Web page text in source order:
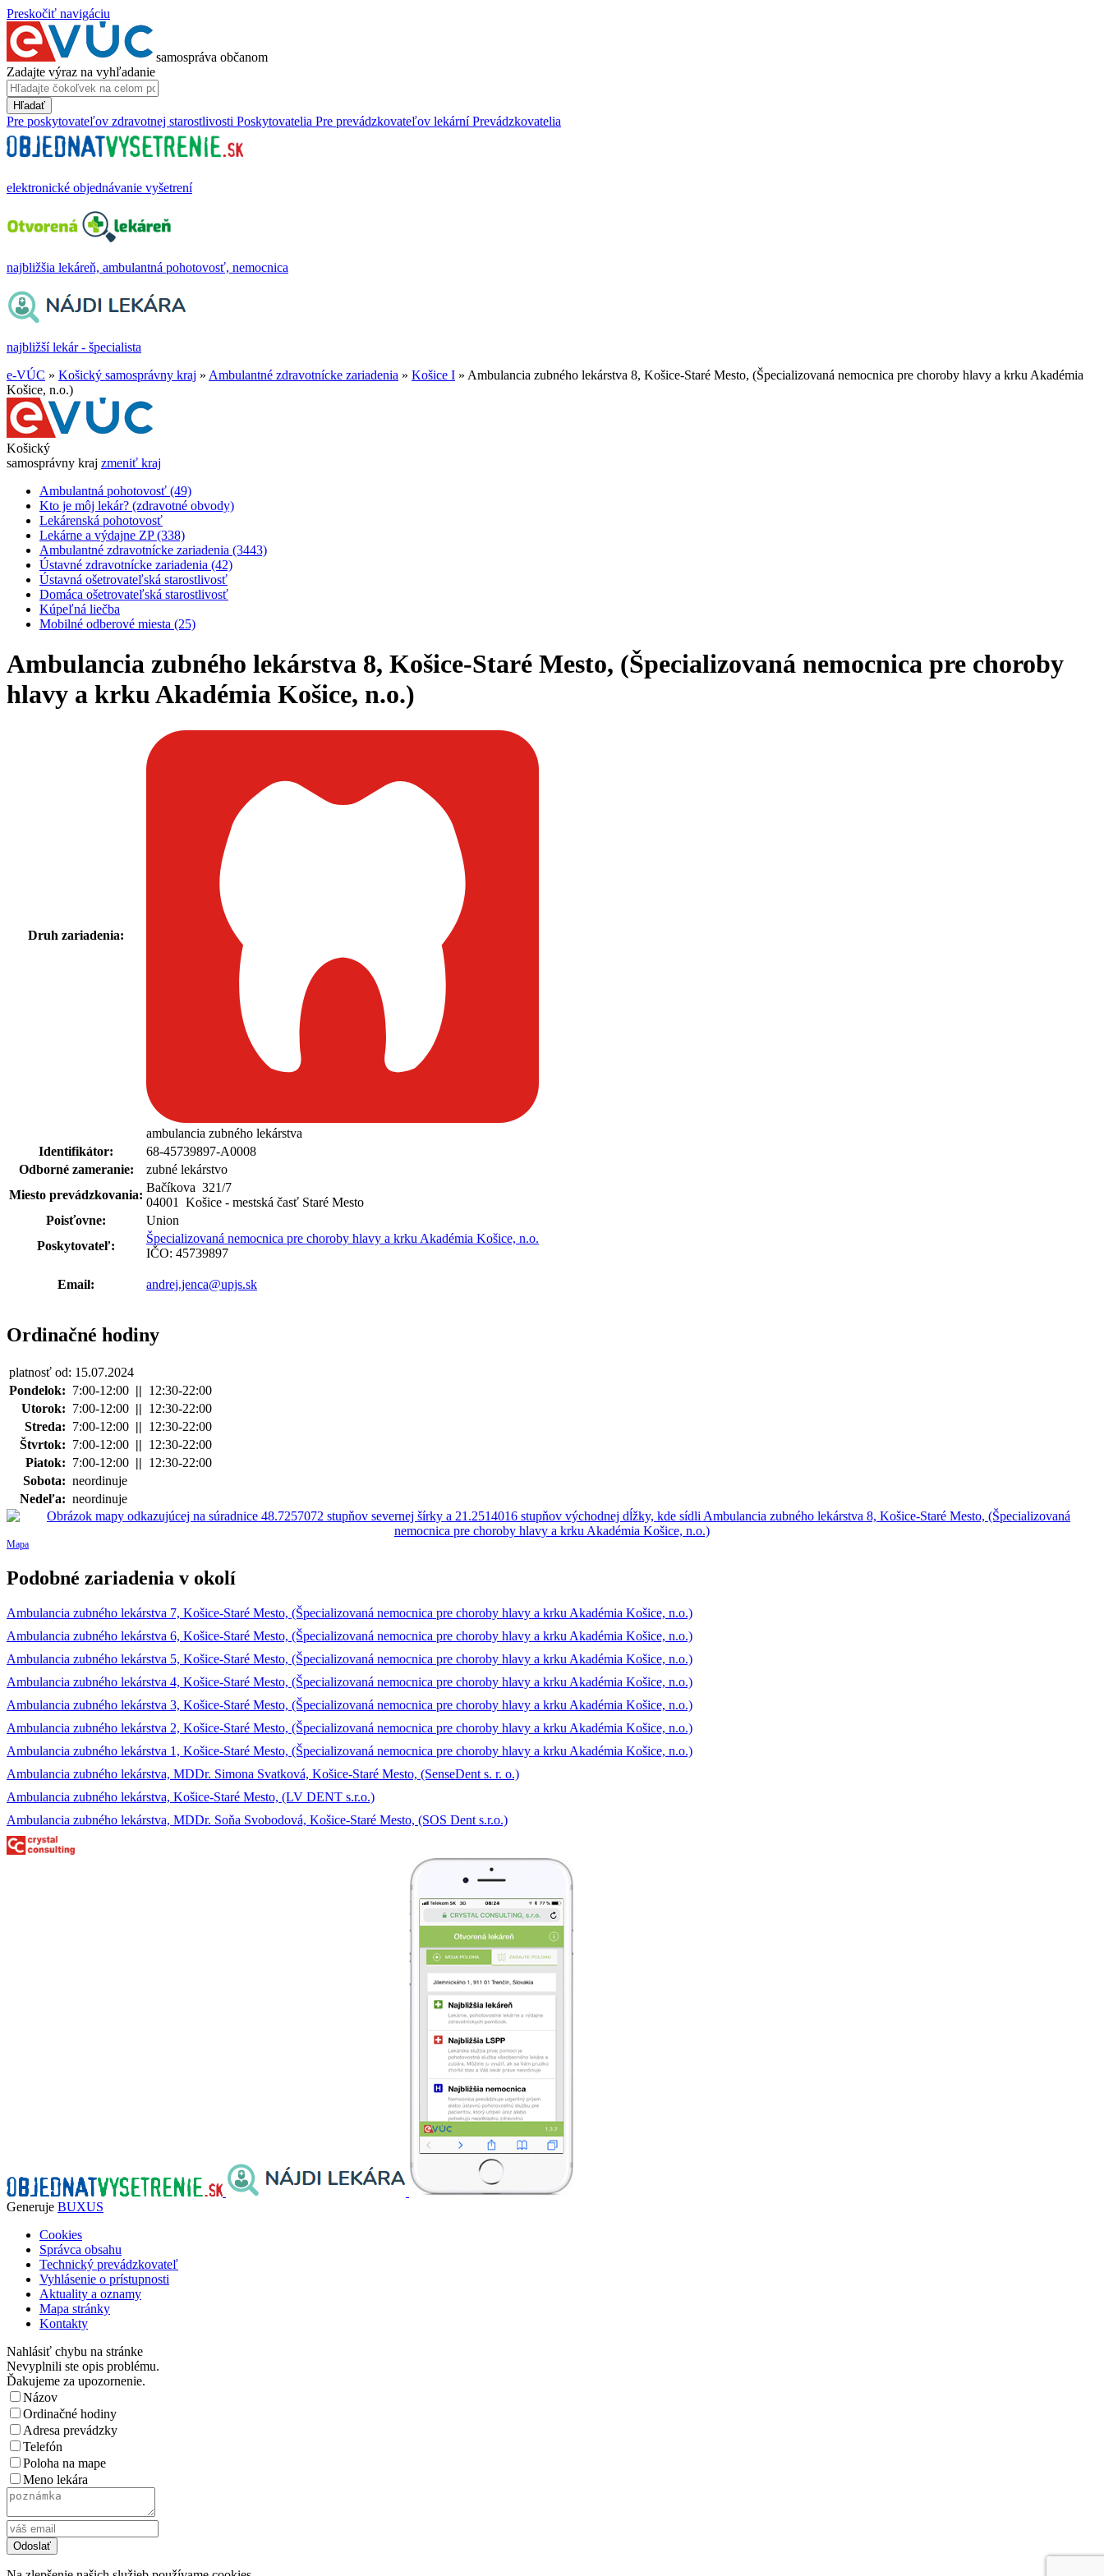
Preskočiť navigáciu
samospráva občanom
Zadajte výraz na vyhľadanie
Hľadať
Pre poskytovateľov zdravotnej starostlivosti Poskytovatelia Pre prevádzkovateľov lekární Prevádzkovatelia
elektronické objednávanie vyšetrení
najbližšia lekáreň, ambulantná pohotovosť, nemocnica
najbližší lekár - špecialista
e-VÚC » Košický samosprávny kraj » Ambulantné zdravotnícke zariadenia » Košice I » Ambulancia zubného lekárstva 8, Košice-Staré Mesto, (Špecializovaná nemocnica pre choroby hlavy a krku Akadémia
Košice, n.o.)
Košický
samosprávny kraj zmeniť kraj
Ambulantná pohotovosť (49)
Kto je môj lekár? (zdravotné obvody)
Lekárenská pohotovosť
Lekárne a výdajne ZP (338)
Ambulantné zdravotnícke zariadenia (3443)
Ústavné zdravotnícke zariadenia (42)
Ústavná ošetrovateľská starostlivosť
Domáca ošetrovateľská starostlivosť
Kúpeľná liečba
Mobilné odberové miesta (25)
Ambulancia zubného lekárstva 8, Košice-Staré Mesto, (Špecializovaná nemocnica pre choroby
hlavy a krku Akadémia Košice, n.o.)
Druh zariadenia:
ambulancia zubného lekárstva
Identifikátor:
68-45739897-A0008
Odborné zameranie:
zubné lekárstvo
Miesto prevádzkovania:
Bačíkova 321/7
04001 Košice - mestská časť Staré Mesto
Poisťovne:
Union
Poskytovateľ:
Špecializovaná nemocnica pre choroby hlavy a krku Akadémia Košice, n.o.
IČO: 45739897
Email: andrej.jenca@upjs.sk
Ordinačné hodiny
platnosť od: 15.07.2024
Pondelok: 7:00-12:00 || 12:30-22:00
Utorok: 7:00-12:00 || 12:30-22:00
Streda: 7:00-12:00 || 12:30-22:00
Štvrtok: 7:00-12:00 || 12:30-22:00
Piatok: 7:00-12:00 || 12:30-22:00
Sobota: neordinuje
Nedeľa: neordinuje
Mapa
Podobné zariadenia v okolí
Ambulancia zubného lekárstva 7, Košice-Staré Mesto, (Špecializovaná nemocnica pre choroby hlavy a krku Akadémia Košice, n.o.)
Ambulancia zubného lekárstva 6, Košice-Staré Mesto, (Špecializovaná nemocnica pre choroby hlavy a krku Akadémia Košice, n.o.)
Ambulancia zubného lekárstva 5, Košice-Staré Mesto, (Špecializovaná nemocnica pre choroby hlavy a krku Akadémia Košice, n.o.)
Ambulancia zubného lekárstva 4, Košice-Staré Mesto, (Špecializovaná nemocnica pre choroby hlavy a krku Akadémia Košice, n.o.)
Ambulancia zubného lekárstva 3, Košice-Staré Mesto, (Špecializovaná nemocnica pre choroby hlavy a krku Akadémia Košice, n.o.)
Ambulancia zubného lekárstva 2, Košice-Staré Mesto, (Špecializovaná nemocnica pre choroby hlavy a krku Akadémia Košice, n.o.)
Ambulancia zubného lekárstva 1, Košice-Staré Mesto, (Špecializovaná nemocnica pre choroby hlavy a krku Akadémia Košice, n.o.)
Ambulancia zubného lekárstva, MDDr. Simona Svatková, Košice-Staré Mesto, (SenseDent s. r. o.)
Ambulancia zubného lekárstva, Košice-Staré Mesto, (LV DENT s.r.o.)
Ambulancia zubného lekárstva, MDDr. Soňa Svobodová, Košice-Staré Mesto, (SOS Dent s.r.o.)
Generuje BUXUS
Cookies
Správca obsahu
Technický prevádzkovateľ
Vyhlásenie o prístupnosti
Aktuality a oznamy
Mapa stránky
Kontakty
Nahlásiť chybu na stránke
Nevyplnili ste opis problému.
Ďakujeme za upozornenie.
Názov
Ordinačné hodiny
Adresa prevádzky
Telefón
Poloha na mape
Meno lekára